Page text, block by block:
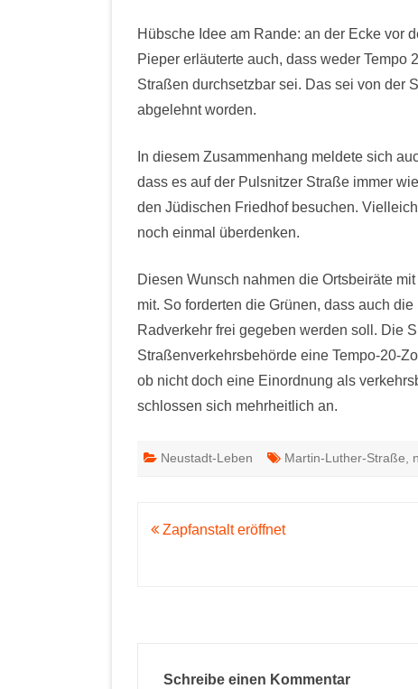
Hübsche Idee am Rande: an der Ecke vor
Pieper erläuterte auch, dass weder Tempo
Straßen durchsetzbar sei. Das sei von der
abgelehnt worden.
In diesem Zusammenhang meldete sich
dass es auf der Pulsnitzer Straße immer
den Jüdischen Friedhof besuchen.
noch einmal überdenken.
Diesen Wunsch nahmen die Ortsbeiräte
mit. So forderten die Grünen, dass auch
Radverkehr frei gegeben werden soll. Die
Straßenverkehrsbehörde eine Tempo-20-
ob nicht doch eine Einordnung als
schlossen sich mehrheitlich an.
Neustadt-Leben Martin-Luther-Straße,
Beitragsnavigation
Zapfanstalt eröffnet
Schreibe einen Kommentar